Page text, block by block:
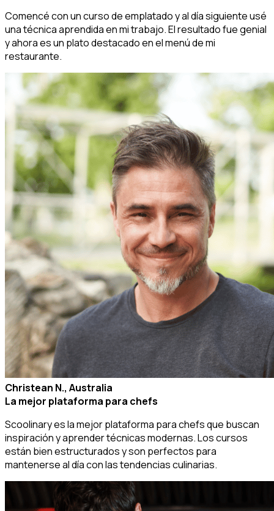
Comencé con un curso de emplatado y al día siguiente usé
una técnica aprendida en mi trabajo. El resultado fue genial
y ahora es un plato destacado en el menú de mi
restaurante.
Christean N., Australia
La mejor plataforma para chefs
Scoolinary es la mejor plataforma para chefs que buscan
inspiración y aprender técnicas modernas. Los cursos
están bien estructurados y son perfectos para
mantenerse al día con las tendencias culinarias.